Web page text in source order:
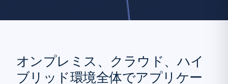
オンプレミス、クラウド、ハイ
ブリッド環境全体でアプリケー